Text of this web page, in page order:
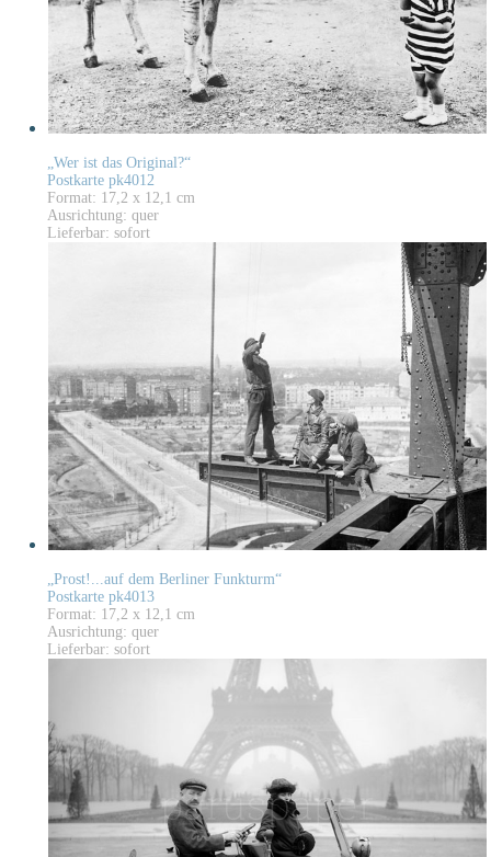
„Wer ist das Original?“
Postkarte pk4012
Format: 17,2 x 12,1 cm
Ausrichtung: quer
Lieferbar: sofort
„Prost!...auf dem Berliner Funkturm“
Postkarte pk4013
Format: 17,2 x 12,1 cm
Ausrichtung: quer
Lieferbar: sofort